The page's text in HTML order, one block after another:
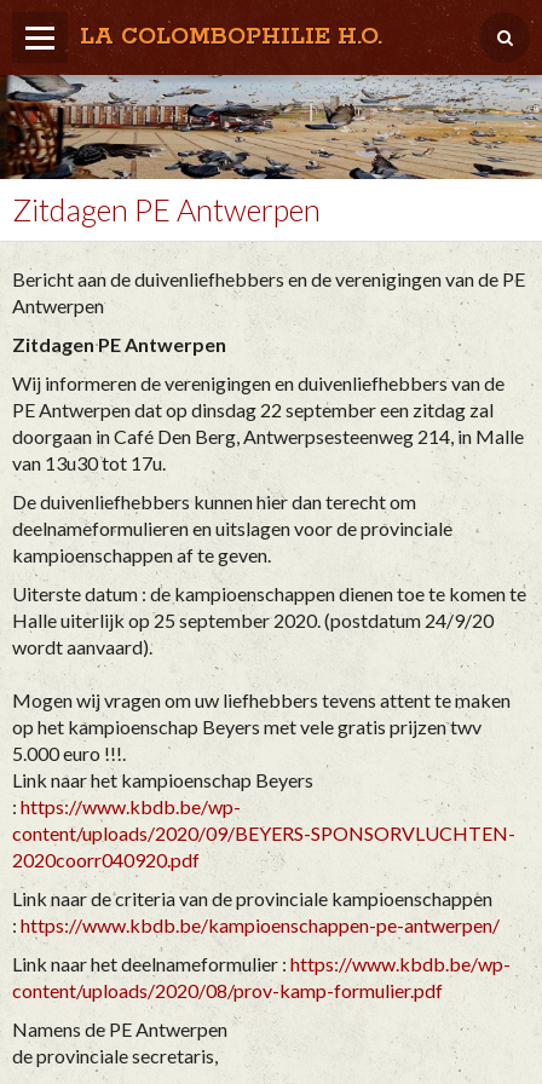
LA COLOMBOPHILIE H.O.
Home
Météo / Het weer
Lâcher / Los
Result. clubs, Provincial, (Inter)National
RFCB / KBDB
Zitdagen PE Antwerpen
Bericht aan de duivenliefhebbers en de verenigingen van de PE
Antwerpen
Zitdagen PE Antwerpen
Wij informeren de verenigingen en duivenliefhebbers van de
PE Antwerpen dat op dinsdag 22 september een zitdag zal
doorgaan in Café Den Berg, Antwerpsesteenweg 214, in Malle
van 13u30 tot 17u.
De duivenliefhebbers kunnen hier dan terecht om
deelnameformulieren en uitslagen voor de provinciale
kampioenschappen af te geven.
Uiterste datum : de kampioenschappen dienen toe te komen te
Halle uiterlijk op 25 september 2020. (postdatum 24/9/20
wordt aanvaard).
Mogen wij vragen om uw liefhebbers tevens attent te maken
op het kampioenschap Beyers met vele gratis prijzen twv
5.000 euro !!!.
Link naar het kampioenschap Beyers
: https://www.kbdb.be/wp-
content/uploads/2020/09/BEYERS-SPONSORVLUCHTEN-
2020coorr040920.pdf
Link naar de criteria van de provinciale kampioenschappen
: https://www.kbdb.be/kampioenschappen-pe-antwerpen/
Link naar het deelnameformulier : https://www.kbdb.be/wp-
content/uploads/2020/08/prov-kamp-formulier.pdf
Namens de PE Antwerpen
de provinciale secretaris,